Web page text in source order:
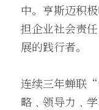
中。亨斯迈积
担企业社会责
展的践行者。
连续三年蝉联
略﹑领导力﹑